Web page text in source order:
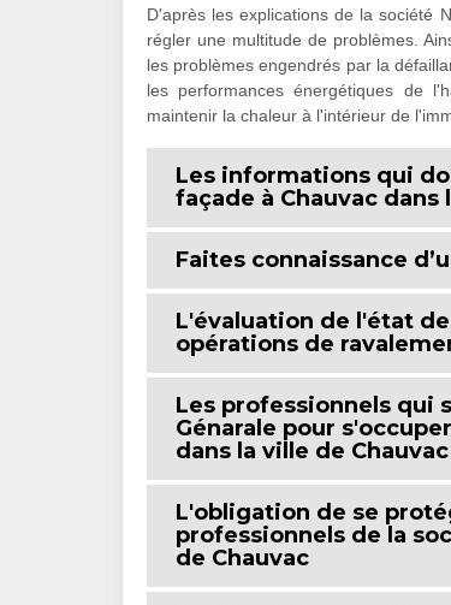
D'après les explications de la société
régler une multitude de problèmes.
les problèmes engendrés par la
les performances énergétiques de
maintenir la chaleur à l'intérieur de
Les informations qui
façade à Chauvac dans
Faites connaissance
L'évaluation de l'état
opérations de
Les professionnels qui
Génarale pour
dans la ville de
L'obligation de se
professionnels de la
de Chauvac